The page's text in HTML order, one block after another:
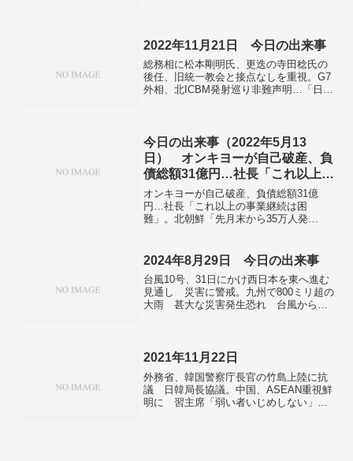
省。
2022年11月21日 今日の出来事
総務相に松本剛明氏、更迭の寺田稔氏の
後任、旧統一教会と接点なしを重視。G7
外相、北ICBM発射巡り非難声明…「日
宗教審が内容了承。全国で新たに4万2424
人感染 前週から4800人増 新型コロ
ナ。
今日の出来事（2022年5月13
日） オンキヨーが自己破産、負
債総額31億円…社長「これ以上の
事業継続は困難」
オンキヨーが自己破産、負債総額31億
円…社長「これ以上の事業継続は困
難」。北朝鮮「先月末から35万人発
針 「人道主義的な観点で」。日本、ウ
クライナに食料支援 パックご飯や缶詰
など15トン。ロシア、略奪穀物を輸出
か エジプトなどで寄港拒否。公立中学
教員の7割超が「過労死ライン」超え 名
万9647人確認 新型コロナ。
2024年8月29日 今日の出来事
台風10号、31日にかけ西日本を東へ進む
見通し 災害に警戒。九州で800ミリ超の
大雨 甚大な災害発生恐れ 台風からか
際通信 ＮＴＴのアイオン、日台間で開
犯、輸入停止巡り。立民、対中交流を強
化 北京で共産党幹部と会談。最低賃金
の全国平均は1055円 27県で引き上げ目
2021年11月22日
外務省、韓国警察庁長官の竹島上陸に抗
議 日韓局長協議。中国、ASEAN重視鮮
明に 習主席「弱い者いじめしない」と